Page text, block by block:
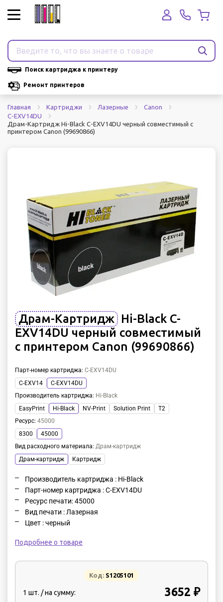
Поиск картриджа к принтеру
Ремонт принтеров
Главная Картриджи Лазерные
Canon
C-EXV14DU
Драм-Картридж Hi-Black C-EXV14DU черный совместимый с
принтером Canon (99690866)
Драм-Картридж Hi-Black C-
EXV14DU черный совместимый
с принтером Canon (99690866)
Парт-номер картриджа: C-EXV14DU
C-EXV14
C-EXV14DU
Производитель картриджа: Hi-Black
EasyPrint
Hi-Black NV-Print Solution Print
T2
Ресурс: 45000
8300
45000
Вид расходного материала: Драм-картридж
Драм-картридж
Картридж
Производитель картриджа : Hi-Black
Парт-номер картриджа : C-EXV14DU
Ресурс печати: 45000
Вид печати : Лазерная
Цвет : черный
Подробнее о товаре
Код: S1205101
1 шт. / на сумму: 3652 ₽